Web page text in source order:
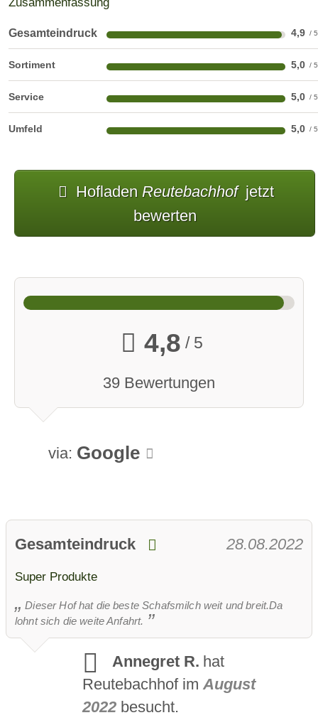
Gesamteindruck 4,9
Sortiment 5,0
Service 5,0
Umfeld 5,0
Hofladen Reutebachhof jetzt
bewerten
4,8 / 5
39 Bewertungen
via: Google
Gesamteindruck 28.08.2022
Super Produkte
Dieser Hof hat die beste Schafsmilch weit und breit.Da
lohnt sich die weite Anfahrt.
Annegret R. hat
Reutebachhof im August
2022 besucht.